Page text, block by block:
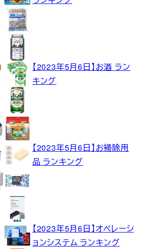
【2023年5月6日】お酒 ラン
キング
【2023年5月6日】お掃除用
品 ランキング
【2023年5月6日】オペレーシ
ョンシステム ランキング